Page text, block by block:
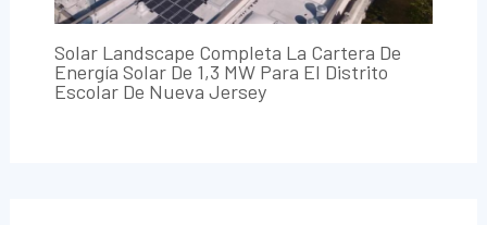
Solar Landscape Completa La Cartera De
Energía Solar De 1,3 MW Para El Distrito
Escolar De Nueva Jersey